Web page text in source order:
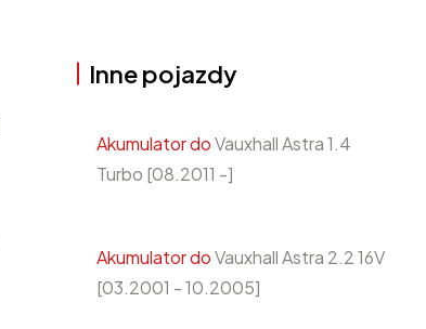
Inne pojazdy
Akumulator doVauxhall Astra 1.4
Turbo [08.2011 -]
Akumulator doVauxhall Astra 2.2 16V
[03.2001 - 10.2005]